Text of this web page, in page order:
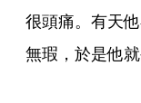
很頭痛。有天
無瑕，於是他